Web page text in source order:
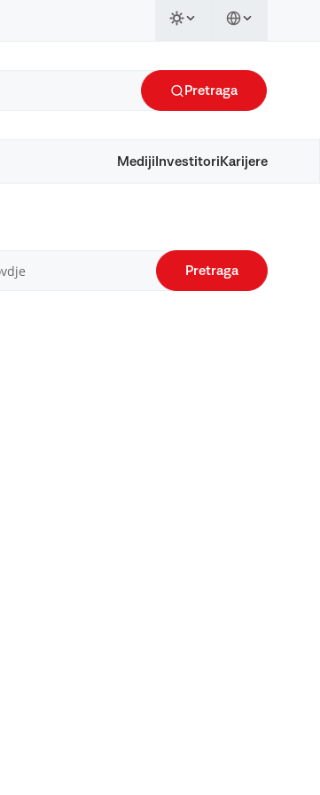
Pretraga
Mediji Investitori Karijere
Pretraga